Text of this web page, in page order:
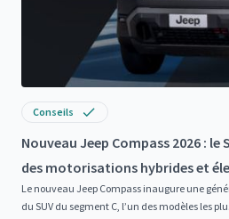
Conseils
Nouveau Jeep Compass 2026 : le
des motorisations hybrides et
technologie et davantage
Le nouveau Jeep Compass inaugure une
du SUV du segment C, l’un des modèles les